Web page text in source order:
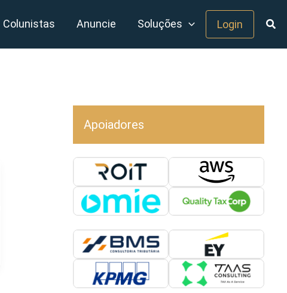
Colunistas Anuncie Soluções Login
Apoiadores